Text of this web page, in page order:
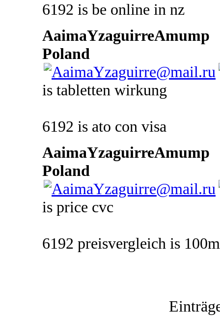
6192 is be online in nz
AaimaYzaguirreAmump
Poland
is tabletten wirkung
6192 is ato con visa
AaimaYzaguirreAmump
Poland
is price cvc
6192 preisvergleich is